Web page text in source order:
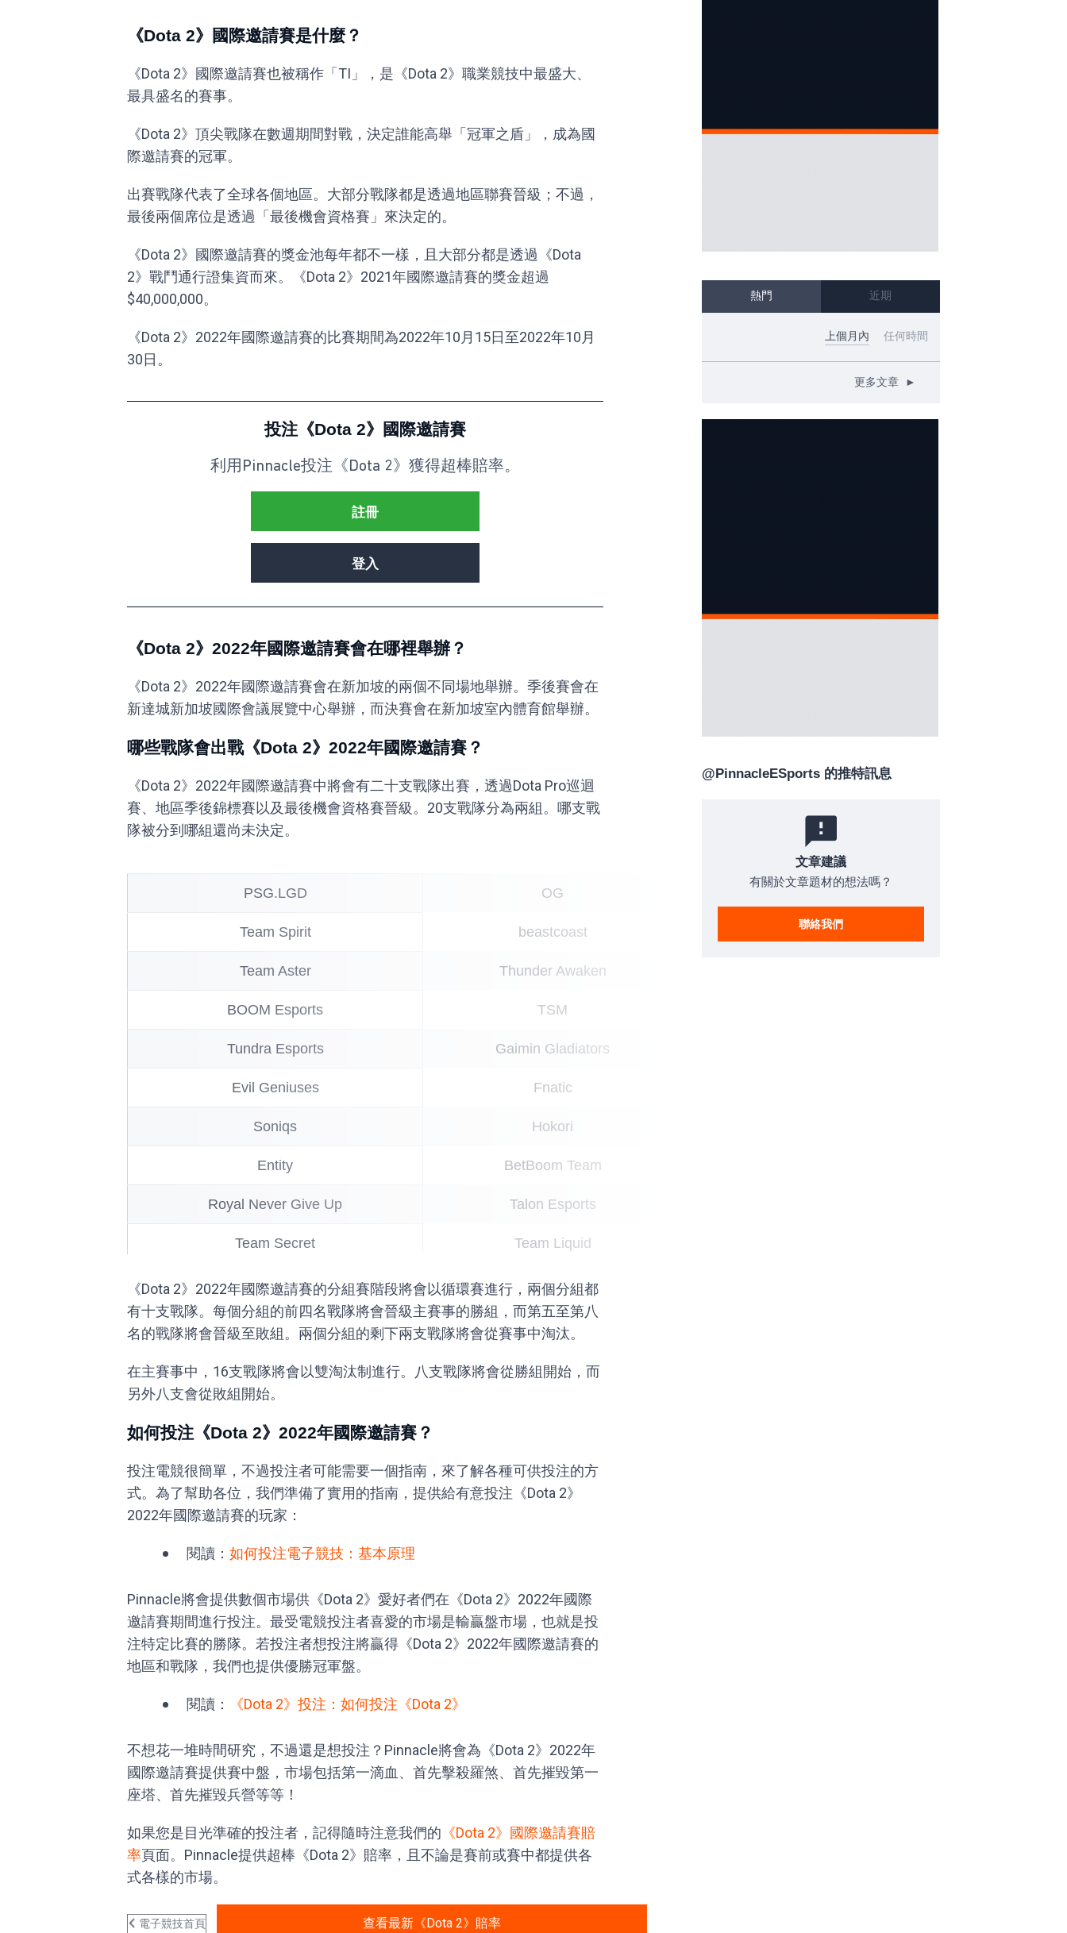
熱門 近期
上個月內 任何時間
更多文章 ►
@PinnacleESports 的推特訊息
文章建議
有關於文章題材的想法嗎？
聯絡我們
《Dota 2》國際邀請賽是什麼？
《Dota 2》國際邀請賽也被稱作「TI」，是《Dota 2》職業競技中最盛大、
最具盛名的賽事。
《Dota 2》頂尖戰隊在數週期間對戰，決定誰能高舉「冠軍之盾」，成為國
際邀請賽的冠軍。
出賽戰隊代表了全球各個地區。大部分戰隊都是透過地區聯賽晉級；不過，
最後兩個席位是透過「最後機會資格賽」來決定的。
《Dota 2》國際邀請賽的獎金池每年都不一樣，且大部分都是透過《Dota
2》戰鬥通行證集資而來。《Dota 2》2021年國際邀請賽的獎金超過
$40,000,000。
《Dota 2》2022年國際邀請賽的比賽期間為2022年10月15日至2022年10月
30日。
投注《Dota 2》國際邀請賽
利用Pinnacle投注《Dota 2》獲得超棒賠率。
註冊
登入
《Dota 2》2022年國際邀請賽會在哪裡舉辦？
《Dota 2》2022年國際邀請賽會在新加坡的兩個不同場地舉辦。季後賽會在
新達城新加坡國際會議展覽中心舉辦，而決賽會在新加坡室內體育館舉辦。
哪些戰隊會出戰《Dota 2》2022年國際邀請賽？
《Dota 2》2022年國際邀請賽中將會有二十支戰隊出賽，透過Dota Pro巡迴
賽、地區季後錦標賽以及最後機會資格賽晉級。20支戰隊分為兩組。哪支戰
隊被分到哪組還尚未決定。
PSG.LGD OG
Team Spirit beastcoast
Team Aster Thunder Awaken
BOOM Esports TSM
Tundra Esports Gaimin Gladiators
Evil Geniuses Fnatic
Soniqs Hokori
Entity BetBoom Team
Royal Never Give Up Talon Esports
Team Secret Team Liquid
《Dota 2》2022年國際邀請賽的分組賽階段將會以循環賽進行，兩個分組都
有十支戰隊。每個分組的前四名戰隊將會晉級主賽事的勝組，而第五至第八
名的戰隊將會晉級至敗組。兩個分組的剩下兩支戰隊將會從賽事中淘汰。
在主賽事中，16支戰隊將會以雙淘汰制進行。八支戰隊將會從勝組開始，而
另外八支會從敗組開始。
如何投注《Dota 2》2022年國際邀請賽？
投注電競很簡單，不過投注者可能需要一個指南，來了解各種可供投注的方
式。為了幫助各位，我們準備了實用的指南，提供給有意投注《Dota 2》
2022年國際邀請賽的玩家：
閱讀： 如何投注電子競技：基本原理
Pinnacle將會提供數個市場供《Dota 2》愛好者們在《Dota 2》2022年國際
邀請賽期間進行投注。最受電競投注者喜愛的市場是輸贏盤市場，也就是投
注特定比賽的勝隊。若投注者想投注將贏得《Dota 2》2022年國際邀請賽的
地區和戰隊，我們也提供優勝冠軍盤。
閱讀： 《Dota 2》投注：如何投注《Dota 2》
不想花一堆時間研究，不過還是想投注？Pinnacle將會為《Dota 2》2022年
國際邀請賽提供賽中盤，市場包括第一滴血、首先擊殺羅煞、首先摧毀第一
座塔、首先摧毀兵營等等！
如果您是目光準確的投注者，記得隨時注意我們的 《Dota 2》國際邀請賽賠
率頁面。Pinnacle提供超棒《Dota 2》賠率，且不論是賽前或賽中都提供各
式各樣的市場。
電子競技首頁 查看最新《Dota 2》賠率